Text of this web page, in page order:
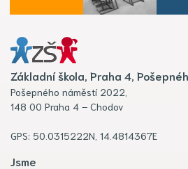
Základní škola, Praha 4,
Pošepného náměstí 2022,
148 00 Praha 4 – Chodov
GPS: 50.0315222N, 14.4814367E
Jsme